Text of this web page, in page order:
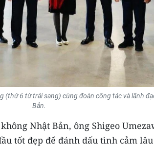
(thứ 6 từ trái sang) cùng đoàn công tác và lãnh
Bản.
Nhật Bản, ông Shigeo
tốt đẹp để đánh dấu tình cảm